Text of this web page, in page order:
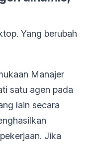
Yang berubah
Manajer
satu agen pada
lain secara
Jika